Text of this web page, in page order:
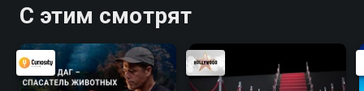
С этим смотрят